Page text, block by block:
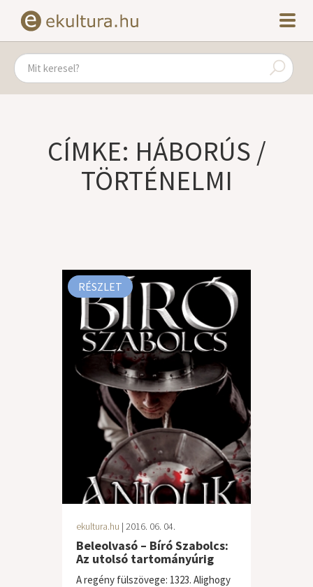
CÍMKE: HÁBORÚS /
TÖRTÉNELMI
RÉSZLET
ekultura.hu | 2016. 06. 04.
Beleolvasó – Bíró Szabolcs:
Az utolsó tartományúrig
A regény fülszövege: 1323. Alighogy